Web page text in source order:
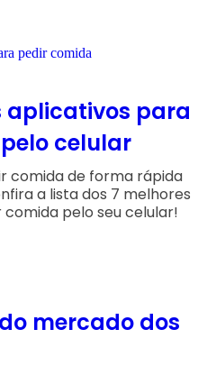
aplicativos para
celular
comida de forma rápida
a lista dos 7 melhores
pelo seu celular!
mercado dos